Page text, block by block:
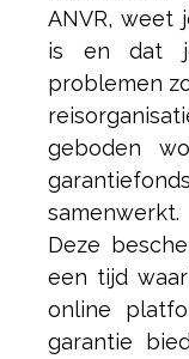
ANVR, weet
is en dat
problemen
geboden
samenwerkt.
Deze
een tijd
online
garantie